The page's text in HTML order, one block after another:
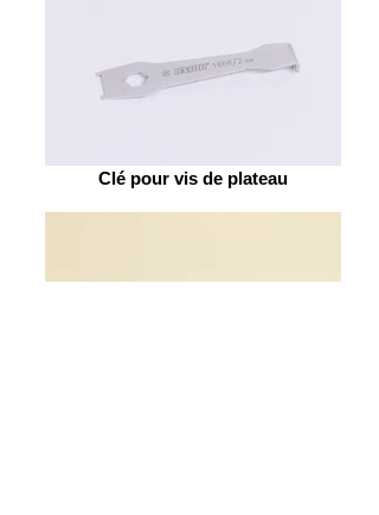
Clé pour vis de plateau